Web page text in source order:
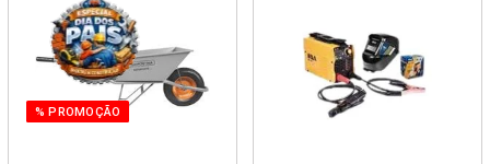
% PROMOÇÃO